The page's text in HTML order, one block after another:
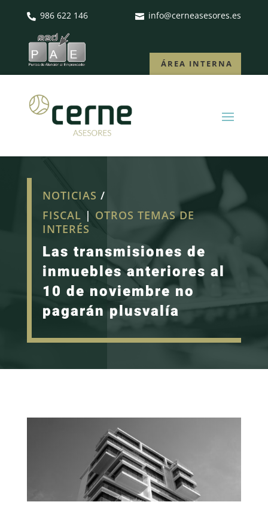
 986 622 146  info@cerneasesores.es
ÁREA INTERNA
NOTICIAS /
FISCAL | OTROS TEMAS DE
INTERÉS
Las transmisiones de
inmuebles anteriores al
10 de noviembre no
pagarán plusvalía